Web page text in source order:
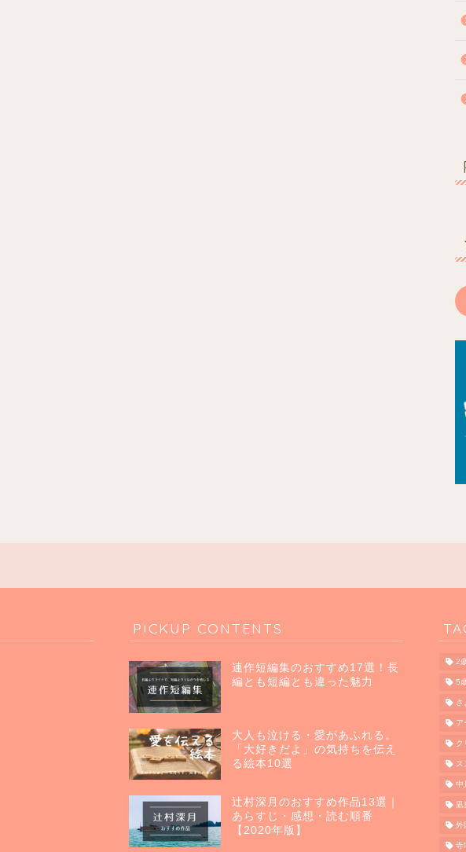
PICKUP CONTENTS
連作短編集のおすすめ17選！長
編とも短編とも違った魅力
大人も泣ける・愛があふれる。
「大好きだよ」の気持ちを伝え
る絵本10選
辻村深月のおすすめ作品13選｜
あらすじ・感想・読む順番
【2020年版】
2
5
さ
ア
ク
ス
中
凪
外
寺